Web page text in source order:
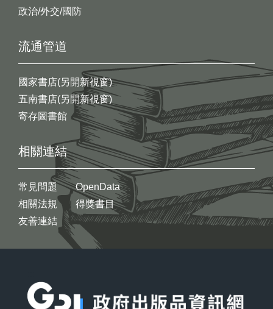
政治/外交/國防
流通管道
國家書店(另開新視窗)
五南書店(另開新視窗)
寄存圖書館
相關連結
常見問題
相關法規
友善連結
OpenData
得獎書目